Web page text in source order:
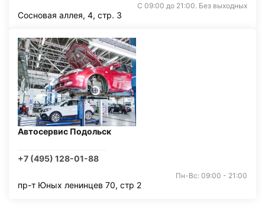
С 09:00 до 21:00. Без выходных
Сосновая аллея, 4, стр. 3
Автосервис Подольск
+7 (495) 128-01-88
Пн-Вс: 09:00 - 21:00
пр-т Юных ленинцев 70, стр 2